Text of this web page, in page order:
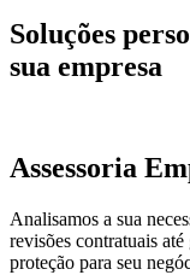
Soluções
sua empresa
Assessoria
Analisamos a sua
revisões contratuais
proteção para seu